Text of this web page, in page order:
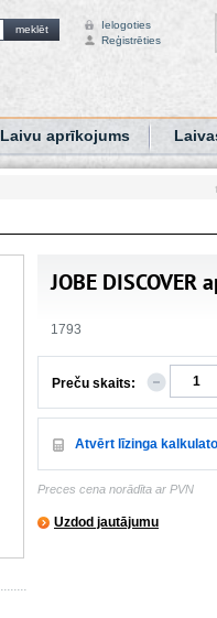
meklēt
Ielogoties
Reģistrēties
Laivu aprīkojums
JOBE
1793
Preču skaits:
Atvērt līzinga
Preces cena norādīta ar PVN
Uzdod jautājumu